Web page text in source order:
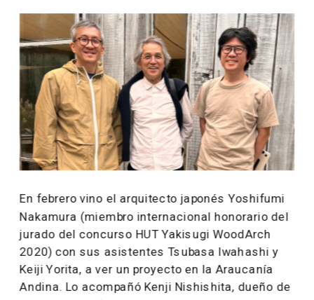
En febrero vino el arquitecto japonés Yoshifumi
Nakamura (miembro internacional honorario del
jurado del concurso HUT Yakisugi WoodArch
2020) con sus asistentes Tsubasa Iwahashi y
Keiji Yorita, a ver un proyecto en la Araucanía
Andina. Lo acompañó Kenji Nishishita, dueño de